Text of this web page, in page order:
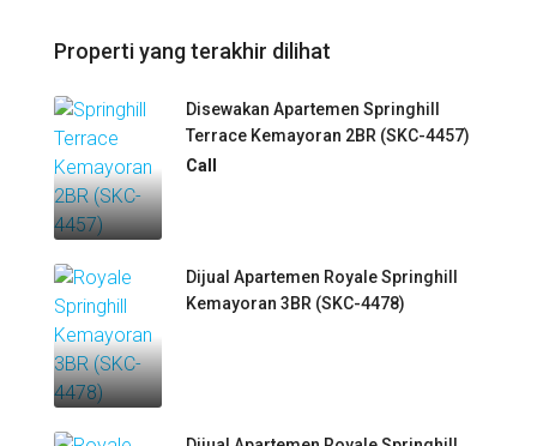
Properti yang terakhir dilihat
Disewakan Apartemen Springhill
Terrace Kemayoran 2BR (SKC-4457)
Call
Dijual Apartemen Royale Springhill
Kemayoran 3BR (SKC-4478)